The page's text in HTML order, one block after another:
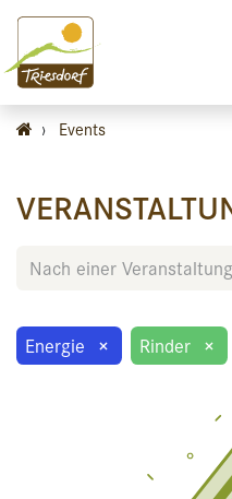
› Events
Energie × Rinder ×